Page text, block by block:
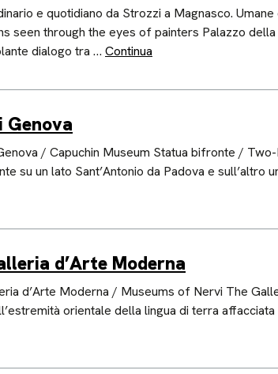
e quotidiano da Strozzi a Magnasco.
seen through the eyes of painters Palazzo
dialogo tra … Continua
Genova
/ Capuchin Museum Statua bifronte /
su un lato Sant’Antonio da Padova e
d’Arte Moderna
d’Arte Moderna / Museums of Nervi The
orientale della lingua di terra